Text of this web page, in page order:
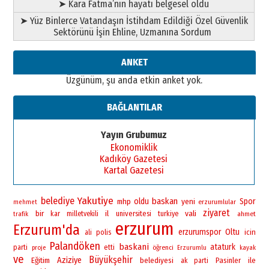
➤ Kara Fatma’nın hayatı belgesel oldu
➤ Yüz Binlerce Vatandaşın İstihdam Edildiği Özel Güvenlik
Sektörünü İşin Ehline, Uzmanına Sordum
ANKET
Üzgünüm, şu anda etkin anket yok.
BAĞLANTILAR
Yayın Grubumuz
Ekonomiklik
Kadıköy Gazetesi
Kartal Gazetesi
mehmet belediye Yakutiye mhp oldu baskan yeni erzurumlular Spor
trafik bir kar milletvekili il universitesi turkiye vali ziyaret ahmet
Erzurum'da ali polis erzurum erzurumspor Oltu icin
parti proje Palandöken etti baskani öğrenci Erzurumlu ataturk kayak
ve Eğitim Aziziye Büyükşehir belediyesi ak parti Pasinler ile